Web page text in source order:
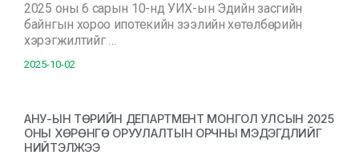
2025 оны 6 сарын 10-нд УИХ-ын Эдийн засгийн
байнгын хороо ипотекийн зээлийн хөтөлбөрийн
хэрэгжилтийг …
2025-10-02
АНУ-ЫН ТӨРИЙН ДЕПАРТМЕНТ МОНГОЛ УЛСЫН 2025
ОНЫ ХӨРӨНГӨ ОРУУЛАЛТЫН ОРЧНЫ МЭДЭГДЛИЙГ
НИЙТЭЛЖЭЭ